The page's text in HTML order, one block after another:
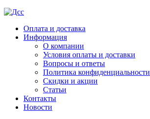
Оплата и доставка
Информация
О компании
Условия оплаты и доставки
Вопросы и ответы
Политика конфиденциальности
Скидки и акции
Статьи
Контакты
Новости